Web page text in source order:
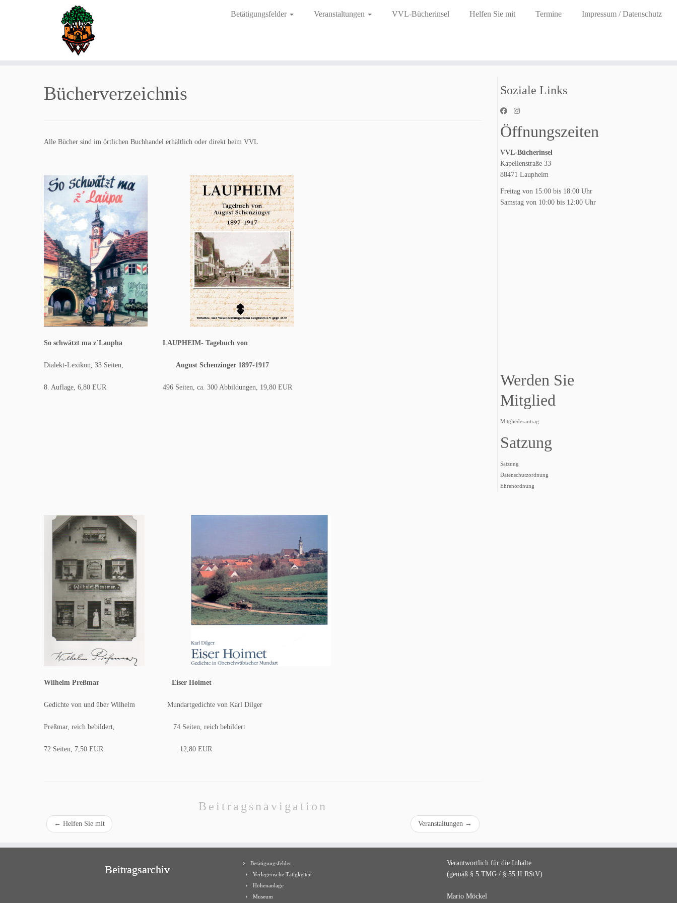
Betätigungsfelder Veranstaltungen VVL-Bücherinsel Helfen Sie mit Termine Impressum / Datenschutz
Bücherverzeichnis
Alle Bücher sind im örtlichen Buchhandel erhältlich oder direkt beim VVL
So schwätzt ma z´Laupha LAUPHEIM- Tagebuch von
Dialekt-Lexikon, 33 Seiten, August Schenzinger 1897-1917
8. Auflage, 6,80 EUR 496 Seiten, ca. 300 Abbildungen, 19,80 EUR
Wilhelm Preßmar Eiser Hoimet
Gedichte von und über Wilhelm Mundartgedichte von Karl Dilger
Preßmar, reich bebildert, 74 Seiten, reich bebildert
72 Seiten, 7,50 EUR 12,80 EUR
Beitragsnavigation
← Helfen Sie mit Veranstaltungen →
Soziale Links
Öffnungszeiten
VVL-Bücherinsel
Kapellenstraße 33
88471 Laupheim
Freitag von 15:00 bis 18:00 Uhr
Samstag von 10:00 bis 12:00 Uhr
Werden Sie
Mitglied
Mitgliederantrag
Satzung
Satzung
Datenschutzordnung
Ehrenordnung
Beitragsarchiv
Betätigungsfelder
Verlegerische Tätigkeiten
Höhenanlage
Museum
Verantwortlich für die Inhalte
(gemäß § 5 TMG / § 55 II RStV)
Mario Möckel